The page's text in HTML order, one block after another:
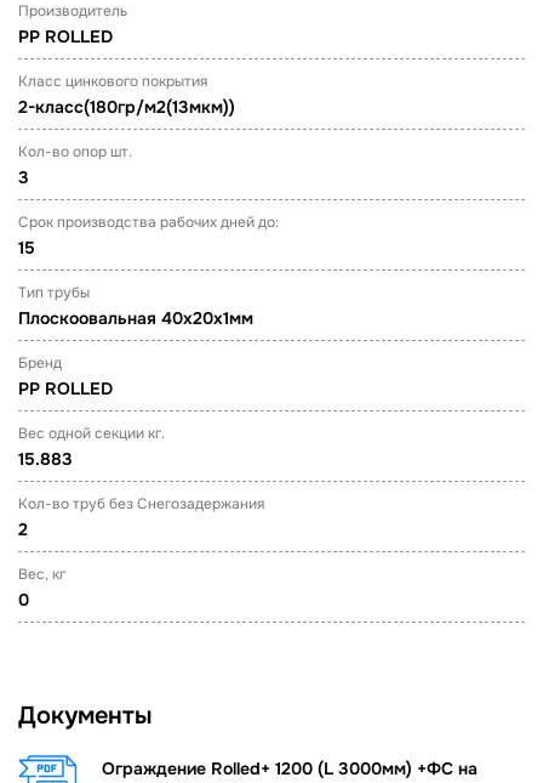
Производитель
PP ROLLED
Класс цинкового покрытия
2-класс(180гр/м2(13мкм))
Кол-во опор шт.
3
Срок производства рабочих дней до:
15
Тип трубы
Плоскоовальная 40х20х1мм
Бренд
PP ROLLED
Вес одной секции кг.
15.883
Кол-во труб без Снегозадержания
2
Вес, кг
0
Документы
Ограждение Rolled+ 1200 (L 3000мм) +ФС на